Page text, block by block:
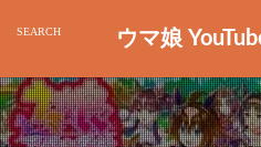
ウマ娘